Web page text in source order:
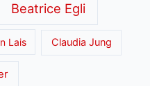
Beatrice Egli
Lais Claudia Jung